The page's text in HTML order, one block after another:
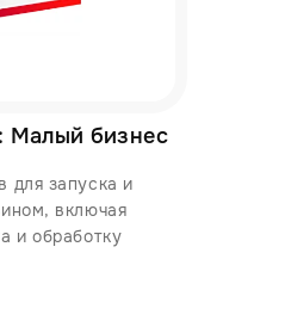
Малый бизнес
для запуска и
включая
и обработку